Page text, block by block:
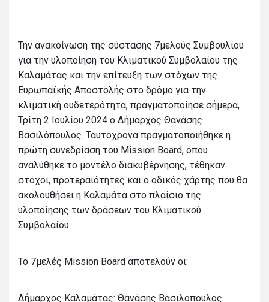
Την ανακοίνωση της σύστασης 7μελούς Συμβουλίου
για την υλοποίηση του Κλιματικού Συμβολαίου της
Καλαμάτας και την επίτευξη των στόχων της
Ευρωπαϊκής Αποστολής στο δρόμο για την
κλιματική ουδετερότητα, πραγματοποίησε σήμερα,
Τρίτη 2 Ιουλίου 2024 ο Δήμαρχος Θανάσης
Βασιλόπουλος. Ταυτόχρονα πραγματοποιήθηκε η
πρώτη συνεδρίαση του Mission Board, όπου
αναλύθηκε το μοντέλο διακυβέρνησης, τέθηκαν
στόχοι, προτεραιότητες και ο οδικός χάρτης που θα
ακολουθήσει η Καλαμάτα στο πλαίσιο της
υλοποίησης των δράσεων του Κλιματικού
Συμβολαίου.
Το 7μελές Mission Board αποτελούν οι:
Δήμαρχος Καλαμάτας: Θανάσης Βασιλόπουλος